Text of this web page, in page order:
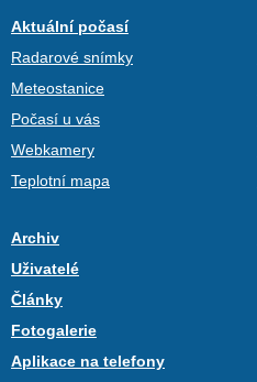
Aktuální počasí
Radarové snímky
Meteostanice
Počasí u vás
Webkamery
Teplotní mapa
Archiv
Uživatelé
Články
Fotogalerie
Aplikace na telefony